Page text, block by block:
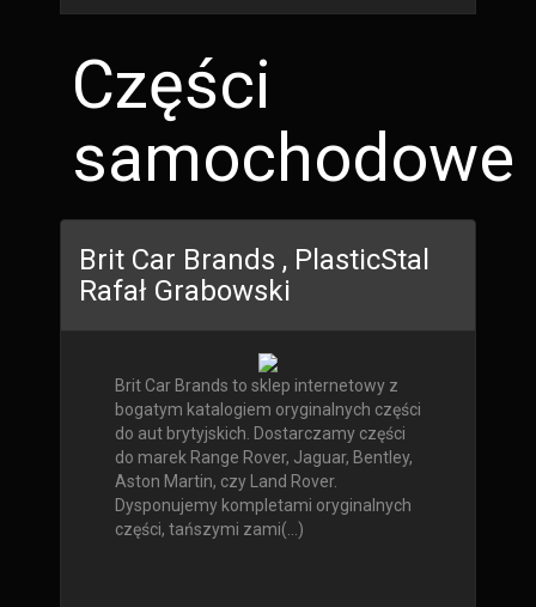
Części
samochodowe
Brit Car Brands , PlasticStal
Rafał Grabowski
Brit Car Brands to sklep internetowy z
bogatym katalogiem oryginalnych części
do aut brytyjskich. Dostarczamy części
do marek Range Rover, Jaguar, Bentley,
Aston Martin, czy Land Rover.
Dysponujemy kompletami oryginalnych
części, tańszymi zami(...)